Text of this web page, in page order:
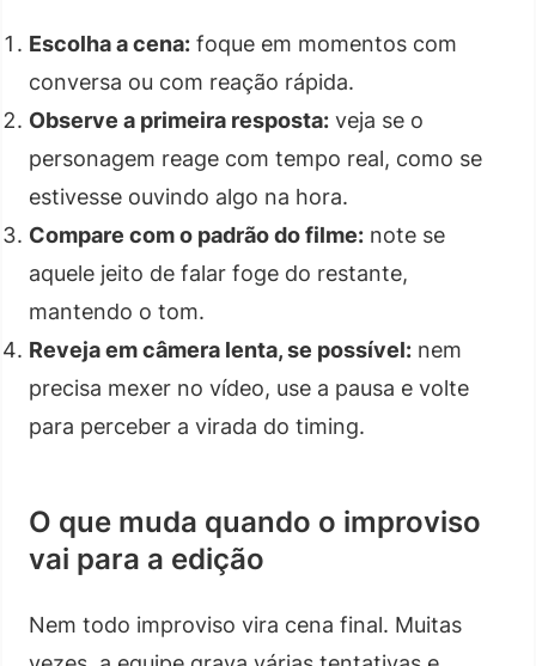
Escolha a cena: foque em momentos com
conversa ou com reação rápida.
Observe a primeira resposta: veja se o
personagem reage com tempo real, como se
estivesse ouvindo algo na hora.
Compare com o padrão do filme: note se
aquele jeito de falar foge do restante,
mantendo o tom.
Reveja em câmera lenta, se possível: nem
precisa mexer no vídeo, use a pausa e volte
para perceber a virada do timing.
O que muda quando o improviso
vai para a edição
Nem todo improviso vira cena final. Muitas